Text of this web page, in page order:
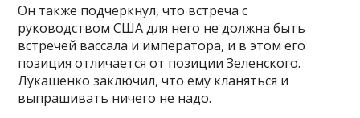
Он также подчеркнул, что встреча с
руководством США для него не должна быть
встречей вассала и императора, и в этом его
позиция отличается от позиции Зеленского.
Лукашенко заключил, что ему кланяться и
выпрашивать ничего не надо.